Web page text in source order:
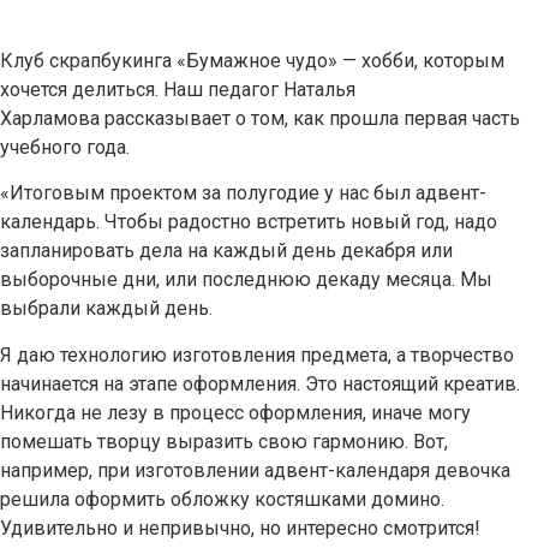
Клуб скрапбукинга «Бумажное чудо» — хобби, которым
хочется делиться. Наш педагог Наталья
Харламова рассказывает о том, как прошла первая часть
учебного года.
«Итоговым проектом за полугодие у нас был адвент-
календарь. Чтобы радостно встретить новый год, надо
запланировать дела на каждый день декабря или
выборочные дни, или последнюю декаду месяца. Мы
выбрали каждый день.
Я даю технологию изготовления предмета, а творчество
начинается на этапе оформления. Это настоящий креатив.
Никогда не лезу в процесс оформления, иначе могу
помешать творцу выразить свою гармонию. Вот,
например, при изготовлении адвент-календаря девочка
решила оформить обложку костяшками домино.
Удивительно и непривычно, но интересно смотрится!